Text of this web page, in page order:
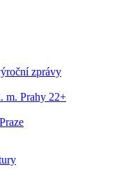
zprávy
m. Prahy 22+